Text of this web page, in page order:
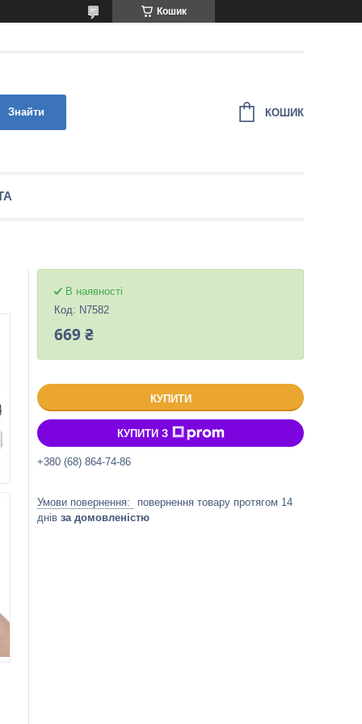
Кошик
Знайти КОШИК
В наявності
Код: N7582
669 ₴
КУПИТИ
КУПИТИ З
+380 (68) 864-74-86
повернення товару протягом 14
днів за домовленістю